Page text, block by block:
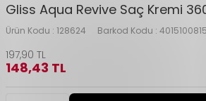
Gliss Aqua Revive Saç Kremi
Ürün Kodu : 128624 Barkod Kodu :
197,90 TL
148,43 TL